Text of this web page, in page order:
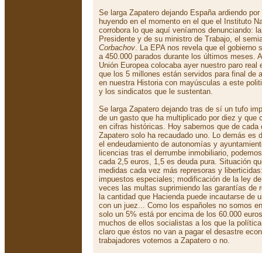
Se larga Zapatero dejando España ardiendo
huyendo en el momento en el que el Instituto
corrobora lo que aquí veníamos denunciando:
Presidente y de su ministro de Trabajo, el
Corbachov. La EPA nos revela que el gobierno
a 450.000 parados durante los últimos meses.
Unión Europea colocaba ayer nuestro paro real
que los 5 millones están servidos para final de
en nuestra Historia con mayúsculas a este
y los sindicatos que le sustentan.
Se larga Zapatero dejando tras de sí un tufo
de un gasto que ha multiplicado por diez y que
en cifras históricas. Hoy sabemos que de cada
Zapatero solo ha recaudado uno. Lo demás es
el endeudamiento de autonomías y
licencias tras el derrumbe inmobiliario,
cada 2,5 euros, 1,5 es deuda pura. Situación
medidas cada vez más represoras y
impuestos especiales; modificación de la ley
veces las multas suprimiendo las garantías de
la cantidad que Hacienda puede incautarse de
con un juez... Como los españoles no somos
solo un 5% está por encima de los 60.000
muchos de ellos socialistas a los que la
claro que éstos no van a pagar el desastre
trabajadores votemos a Zapatero o no.